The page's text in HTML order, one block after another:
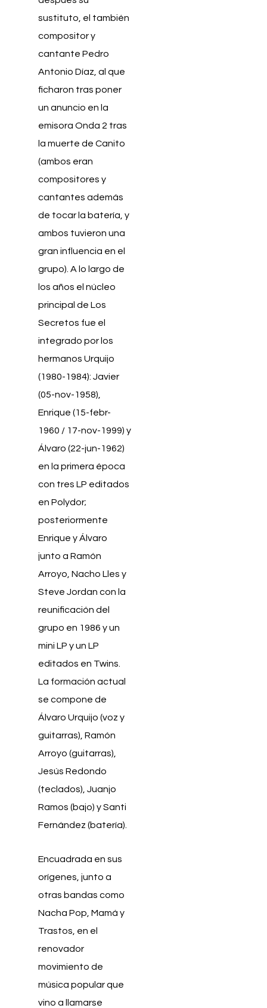
sustituto, el también
compositor y
cantante Pedro
Antonio Díaz, al que
ficharon tras poner
un anuncio en la
emisora Onda 2 tras
la muerte de Canito
(ambos eran
compositores y
cantantes además
de tocar la batería, y
ambos tuvieron una
gran influencia en el
grupo). A lo largo de
los años el núcleo
principal de Los
Secretos fue el
integrado por los
hermanos Urquijo
(1980-1984): Javier
(05-nov-1958),
Enrique (15-febr-
1960 / 17-nov-1999) y
Álvaro (22-jun-1962)
en la primera época
con tres LP editados
en Polydor;
posteriormente
Enrique y Álvaro
junto a Ramón
Arroyo, Nacho Lles y
Steve Jordan con la
reunificación del
grupo en 1986 y un
mini LP y un LP
editados en Twins.
La formación actual
se compone de
Álvaro Urquijo (voz y
guitarras), Ramón
Arroyo (guitarras),
Jesús Redondo
(teclados), Juanjo
Ramos (bajo) y Santi
Fernández (batería).
Encuadrada en sus
orígenes, junto a
otras bandas como
Nacha Pop, Mamá y
Trastos, en el
renovador
movimiento de
música popular que
vino a llamarse